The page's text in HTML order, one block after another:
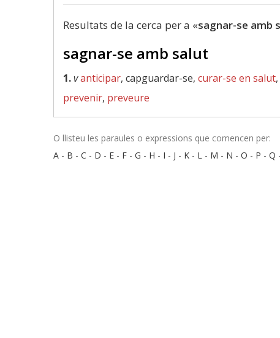
Resultats de la cerca per a «sagnar-se amb
sagnar-se amb salut
1.vanticipar, capguardar-se, curar-se en salut
prevenir, preveure
O llisteu les paraules o expressions que comencen per:
A - B - C - D - E - F - G - H - I - J - K - L - M - N - O - P - Q -